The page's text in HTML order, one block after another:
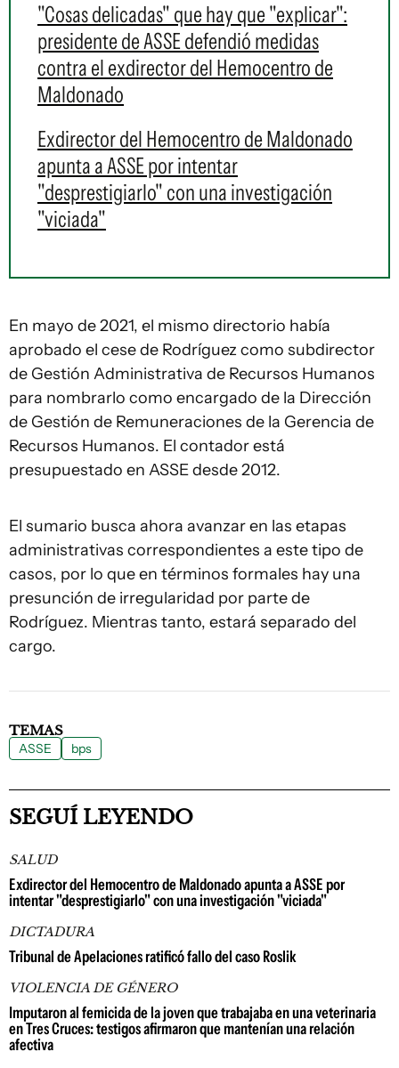
"Cosas delicadas" que hay que "explicar":
presidente de ASSE defendió medidas
contra el exdirector del Hemocentro de
Maldonado
Exdirector del Hemocentro de Maldonado
apunta a ASSE por intentar
"desprestigiarlo" con una investigación
"viciada"
En mayo de 2021, el mismo directorio había
aprobado el cese de Rodríguez como subdirector
de Gestión Administrativa de Recursos Humanos
para nombrarlo como encargado de la Dirección
de Gestión de Remuneraciones de la Gerencia de
Recursos Humanos. El contador está
presupuestado en ASSE desde 2012.
El sumario busca ahora avanzar en las etapas
administrativas correspondientes a este tipo de
casos, por lo que en términos formales hay una
presunción de irregularidad por parte de
Rodríguez. Mientras tanto, estará separado del
cargo.
TEMAS
ASSE bps
SEGUÍ LEYENDO
SALUD
Exdirector del Hemocentro de Maldonado apunta a ASSE por
intentar "desprestigiarlo" con una investigación "viciada"
DICTADURA
Tribunal de Apelaciones ratificó fallo del caso Roslik
VIOLENCIA DE GÉNERO
Imputaron al femicida de la joven que trabajaba en una veterinaria
en Tres Cruces: testigos afirmaron que mantenían una relación
afectiva